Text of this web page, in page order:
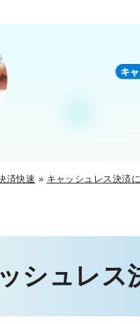
済快速 » キャッシュレス決済
シュレス